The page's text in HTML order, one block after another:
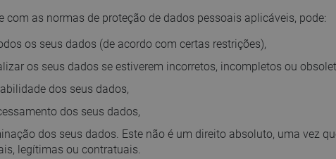
com as normas de proteção de dados pessoais aplicáveis, pode:
os seus dados (de acordo com certas restrições),
os seus dados se estiverem incorretos, incompletos ou
dos seus dados,
dos seus dados,
dos seus dados. Este não é um direito absoluto, uma vez
legítimas ou contratuais.